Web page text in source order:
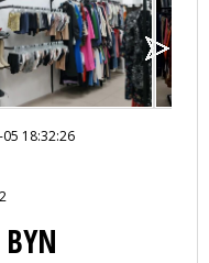
18:32:26